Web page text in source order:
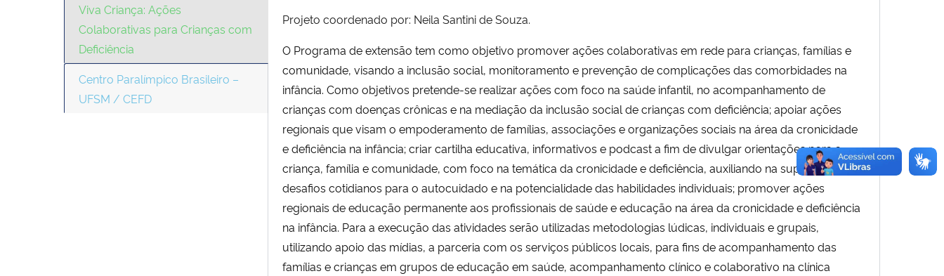
Viva Criança: Ações
Colaborativas para Crianças com
Deficiência
Centro Paralímpico Brasileiro –
UFSM / CEFD
Projeto coordenado por: Neila Santini de Souza.
O Programa de extensão tem como objetivo promover ações colaborativas em rede para crianças, famílias e
comunidade, visando a inclusão social, monitoramento e prevenção de complicações das comorbidades na
infância. Como objetivos pretende-se realizar ações com foco na saúde infantil, no acompanhamento de
crianças com doenças crônicas e na mediação da inclusão social de crianças com deficiência; apoiar ações
regionais que visam o empoderamento de famílias, associações e organizações sociais na área da cronicidade
e deficiência na infância; criar cartilha educativa, informativos e podcast a fim de divulgar orientações para a
criança, família e comunidade, com foco na temática da cronicidade e deficiência, auxiliando na superação de
desafios cotidianos para o autocuidado e na potencialidade das habilidades individuais; promover ações
regionais de educação permanente aos profissionais de saúde e educação na área da cronicidade e deficiência
na infância. Para a execução das atividades serão utilizadas metodologias lúdicas, individuais e grupais,
utilizando apoio das mídias, a parceria com os serviços públicos locais, para fins de acompanhamento das
famílias e crianças em grupos de educação em saúde, acompanhamento clínico e colaborativo na clínica